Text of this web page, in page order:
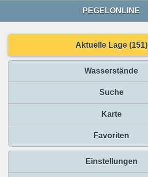
PEGELONLINE
Aktuelle Lage (151)
Wasserstände
Suche
Karte
Favoriten
Einstellungen